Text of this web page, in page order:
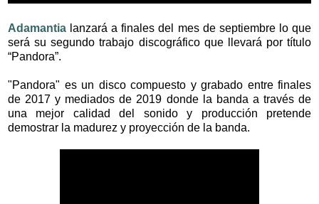
Adamantia lanzará a finales del mes de septiembre lo que
será su segundo trabajo discográfico que llevará por título
“Pandora”.
"Pandora" es un disco compuesto y grabado entre finales
de 2017 y mediados de 2019 donde la banda a través de
una mejor calidad del sonido y producción pretende
demostrar la madurez y proyección de la banda.